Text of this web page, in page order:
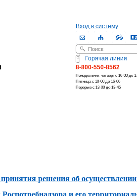
Вход в систему
Форма поиска
Поиск
Горячая линия
8-800-550-8562
Понедельник-четверг с 10-00 до
Пятница с 10-00 до 16-00
Перерыв с 13-00 до 13-45
решения об осуществлении
и его